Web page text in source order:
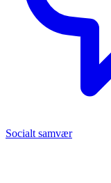
Socialt samvær